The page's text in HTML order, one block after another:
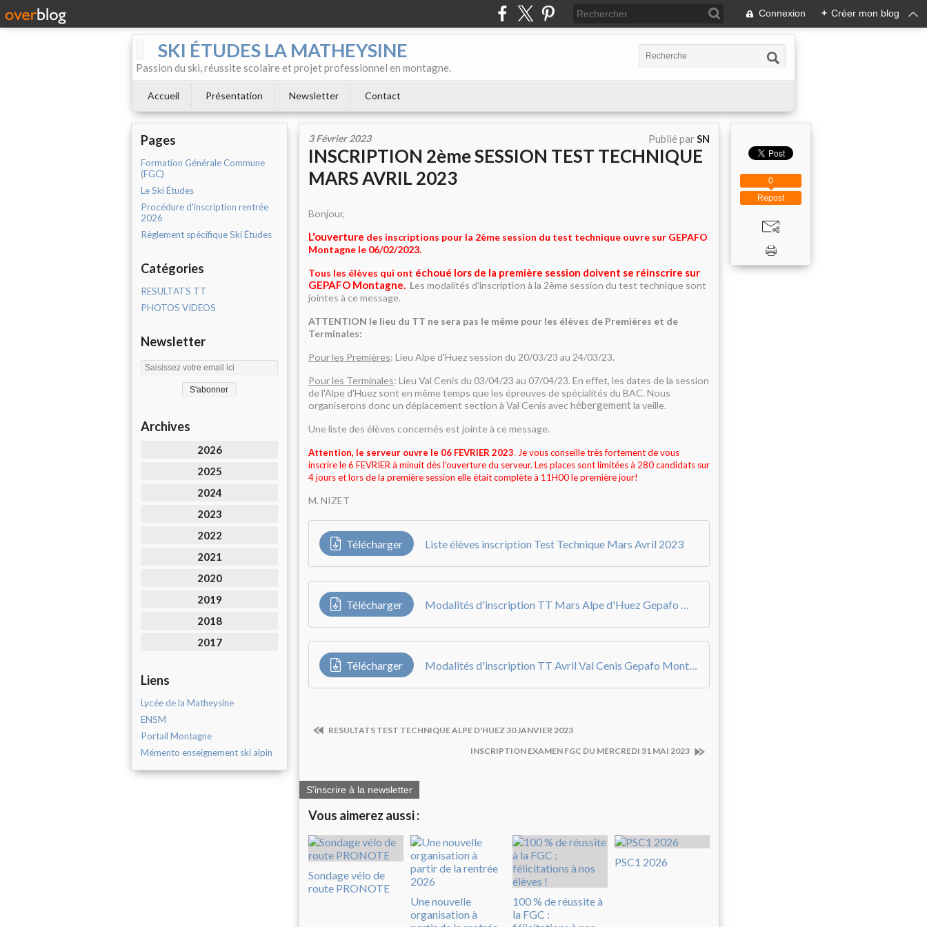
Connexion + Créer mon blog
SKI ÉTUDES LA MATHEYSINE
Passion du ski, réussite scolaire et projet professionnel en montagne.
Accueil Présentation Newsletter Contact
Pages
Formation Générale Commune
(FGC)
Le Ski Études
Procédure d'inscription rentrée
2026
Règlement spécifique Ski Études
Catégories
RESULTATS TT
PHOTOS VIDEOS
Newsletter
Archives
2026
2025
2024
2023
2022
2021
2020
2019
2018
2017
Liens
Lycée de la Matheysine
ENSM
Portail Montagne
Mémento enseignement ski alpin
3 Février 2023 Publié parSN
INSCRIPTION 2ème SESSION TEST TECHNIQUE
MARS AVRIL 2023
Bonjour,
L'ouverture des inscriptions pour la 2ème session du test technique ouvre sur GEPAFO
Montagne le 06/02/2023.
Tous les élèves qui ont échoué lors de la première session doivent se réinscrire sur
GEPAFO Montagne. Les modalités d'inscription à la 2ème session du test technique sont
jointes à ce message.
ATTENTION le lieu du TT ne sera pas le même pour les élèves de Premières et de
Terminales:
Pour les Premières: Lieu Alpe d'Huez session du 20/03/23 au 24/03/23.
Pour les Terminales: Lieu Val Cenis du 03/04/23 au 07/04/23. En effet, les dates de la session
de l'Alpe d'Huez sont en même temps que les épreuves de spécialités du BAC. Nous
organiserons donc un déplacement section à Val Cenis avec hébergementla veille.
Une liste des élèves concernés est jointe à ce message.
Attention, le serveur ouvre le 06 FEVRIER 2023. Je vous conseille très fortement de vous
inscrire le 6 FEVRIER à minuitdès l'ouverture du serveur. Les places sont limitées à 280 candidats sur
4 jours et lors de la première session elle était complète à 11H00 le première jour!
M. NIZET
Télécharger Liste élèves inscription Test Technique Mars Avril 2023
Télécharger
Télécharger
RESULTATS TEST TECHNIQUE ALPE D'HUEZ 30 JANVIER 2023
INSCRIPTION EXAMEN FGC DU MERCREDI 31 MAI 2023
S'inscrire à la newsletter
Vous aimerez aussi :
Sondage vélo de
route PRONOTE
Une nouvelle
organisation à
100 % de réussite à
la FGC :
PSC1 2026
Repost
0